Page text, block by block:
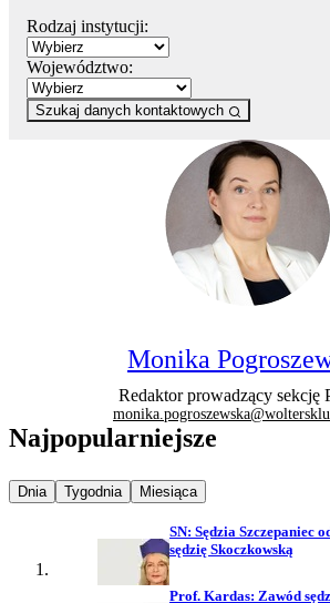
Rodzaj instytucji:
Województwo:
Szukaj danych kontaktowych
Monika
Redaktor prowadzący sekcję
Najpopularniejsze
Najpopularniejsze wiadomości z
Dnia Najpopularniejsze wiadomości z
Tygodnia Najpopularniejsze wiadomości
Miesiąca
SN: Sędzia Szczepaniec
sędzię Skoczkowską
Prof. Kardas: Zawód